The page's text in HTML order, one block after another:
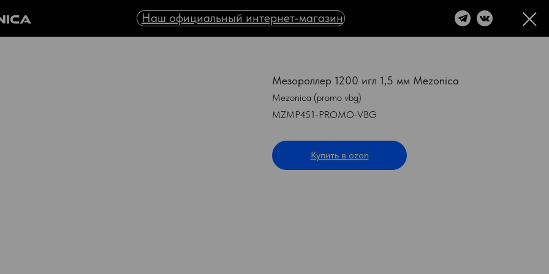
Наш официальный интернет-магазин
Мезороллер 1200 игл 1,5 мм Mezonica
Mezonica (promo vbg)
MZMP451-PROMO-VBG
Купить в ozon